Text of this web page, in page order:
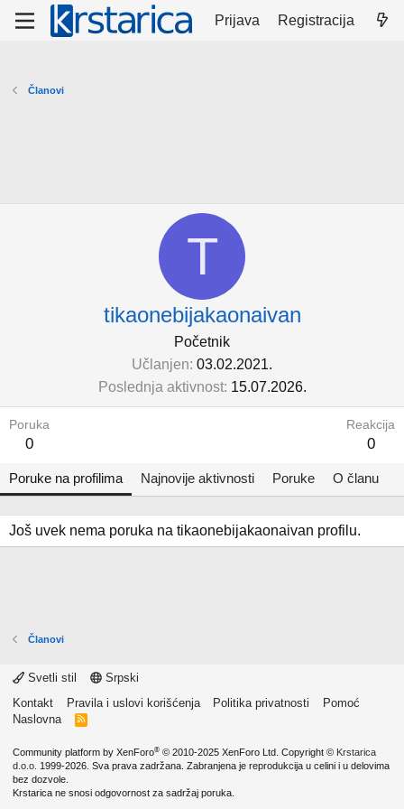
Prijava Registracija
Članovi
T
tikaonebijakaonaivan
Početnik
Učlanjen 03.02.2021.
Poslednja aktivnost 15.07.2026.
Poruka
0
Reakcija
0
Poruke na profilima Najnovije aktivnosti Poruke O članu
Još uvek nema poruka na tikaonebijakaonaivan profilu.
Članovi
Svetli stil
Srpski
Kontakt
Pravila i uslovi korišćenja Politika privatnosti
Pomoć
Naslovna
R
Community platform by XenForo® © 2010-2025 XenForo Ltd. Copyright © Krstarica
d.o.o. 1999-2026. Sva prava zadržana. Zabranjena je reprodukcija u celini i u delovima
bez dozvole.
Krstarica ne snosi odgovornost za sadržaj poruka.